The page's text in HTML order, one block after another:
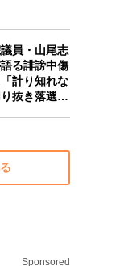
員・山尾志
る誹謗中傷
計り知れな
り抜き落選…
Sponsored